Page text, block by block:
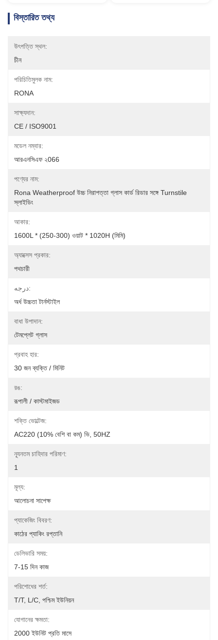
বিস্তারিত তথ্য
উৎপত্তি স্থল:
চীন
পরিচিতিমুলক নাম:
RONA
সাক্ষ্যদান:
CE / ISO9001
মডেল নম্বার:
আরএনসিএফ ২066
পণ্যের নাম:
Rona Weatherproof উচ্চ নিরাপত্তা গ্লাস কার্ড রিডার সঙ্গে Turnstile
স্লাইডিং
আকার:
1600L * (250-300) ওয়াট * 1020H (মিমি)
অ্যাক্সেস প্রকার:
পথচারী
درجه:
অর্ধ উচ্চতা টার্নস্টাইল
বাধা উপাদান:
টেমপ্লেট গ্লাস
প্রবাহ হার:
30 জন ব্যক্তি / মিনিট
রঙ:
রূপালী / কাস্টমাইজড
শক্তি ভোল্টেজ:
AC220 (10% বেশি বা কম) ভি, 50HZ
ন্যূনতম চাহিদার পরিমাণ:
1
মূল্য:
আলোচনা সাপেক্ষ
প্যাকেজিং বিবরণ:
কাঠের প্যাকিং রপ্তানি
ডেলিভারি সময়:
7-15 দিন কাজ
পরিশোধের শর্ত:
T/T, L/C, পশ্চিম ইউনিয়ন
যোগানের ক্ষমতা:
2000 ইউনিট প্রতি মাসে